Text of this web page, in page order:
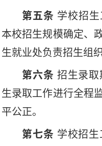
第五条 学校招
本校招生规模确定、
生就业处负责招生组
第六条 招生录
生录取工作进行全程
平公正。
第七条 学校招生